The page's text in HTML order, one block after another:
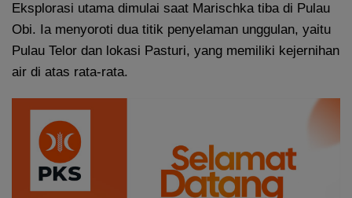
Eksplorasi utama dimulai saat Marischka tiba di Pulau
Obi. Ia menyoroti dua titik penyelaman unggulan, yaitu
Pulau Telor dan lokasi Pasturi, yang memiliki kejernihan
air di atas rata-rata.